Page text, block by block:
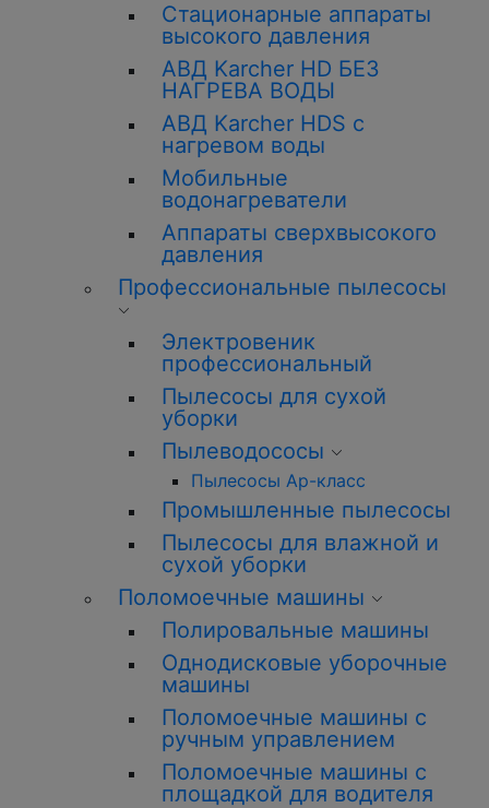
Стационарные аппараты
высокого давления
АВД Karcher HD БЕЗ
НАГРЕВА ВОДЫ
АВД Karcher HDS с
нагревом воды
Мобильные
водонагреватели
Аппараты сверхвысокого
давления
Профессиональные пылесосы
Электровеник
профессиональный
Пылесосы для сухой
уборки
Пылеводососы
Пылесосы Ар-класс
Промышленные пылесосы
Пылесосы для влажной и
сухой уборки
Поломоечные машины
Полировальные машины
Однодисковые уборочные
машины
Поломоечные машины с
ручным управлением
Поломоечные машины с
площадкой для водителя